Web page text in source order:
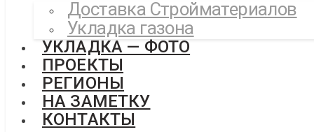
Доставка Стройматериалов
Укладка газона
УКЛАДКА — ФОТО
ПРОЕКТЫ
РЕГИОНЫ
НА ЗАМЕТКУ
КОНТАКТЫ